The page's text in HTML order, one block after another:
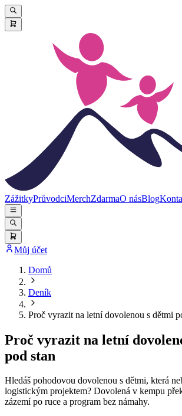
ZážitkyPrůvodciMerchZdarmaO násBlog
Můj účet
Domů
Deník
Proč vyrazit na letní dovolenou s dětmi
Proč vyrazit na letní
pod stan
Hledáš pohodovou dovolenou s dětmi, která
logistickým projektem? Dovolená v kempu
zázemí po ruce a program bez námahy.